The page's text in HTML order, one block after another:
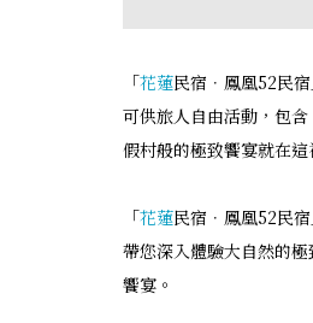
「花蓮民宿．鳳凰52民
可供旅人自由活動，包
假村般的極致饗宴就在這
「花蓮民宿．鳳凰52民
帶您深入體驗大自然的
饗宴。